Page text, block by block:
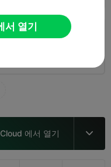
15% infill, org
에서 열기 
열기